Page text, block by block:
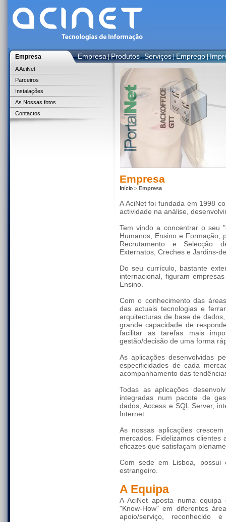
Empresa Empresa|Produtos|Serviços|Emprego|
A AciNet
Parceiros
Instalações
As Nossas fotos
Contactos
Empresa
Início > Empresa
A AciNet foi fundada em 1998
actividade na análise,
Tem vindo a concentrar o seu
Humanos, Ensino e Formação,
Recrutamento e Selecção
Externatos, Creches e Jardins-
Do seu currículo, bastante
internacional, figuram
Ensino.
Com o conhecimento das
das actuais tecnologias e
arquitecturas de base de
grande capacidade de
facilitar as tarefas mais
gestão/decisão de uma forma
As aplicações desenvolvidas
especificidades de cada
acompanhamento das
Todas as aplicações
integradas num pacote de
dados, Access e SQL Server,
Internet.
As nossas aplicações
mercados. Fidelizamos clientes
eficazes que satisfaçam
Com sede em Lisboa,
estrangeiro.
A Equipa
A AciNet aposta numa
"Know-How" em diferentes
apoio/serviço, reconhecido